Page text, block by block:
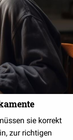
sie korrekt
zur richtigen